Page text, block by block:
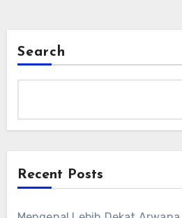
Search
Recent Posts